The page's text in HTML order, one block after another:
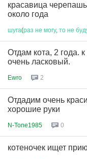
красавица
около года
шуга(раз не могу, то не
Отдам кота, 2 года.
очень ласковый.
Ewro 2
Отдадим очень
хорошие руки
N-Tone1985 0
котеночек ищет